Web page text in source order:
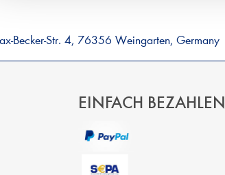
Becker-Str. 4, 76356 Weingarten, Germany
EINFACH BEZAHLEN